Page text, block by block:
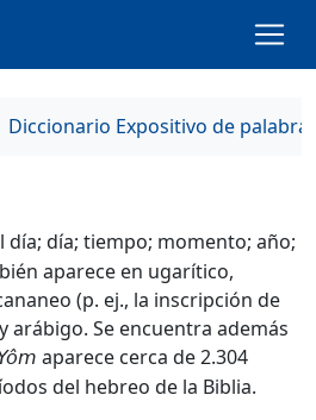
Diccionario Expositivo de
día; día; tiempo; momento; año;
aparece en ugarítico,
(p. ej., la inscripción de
arábigo. Se encuentra además
aparece cerca de 2.304
del hebreo de la Biblia.